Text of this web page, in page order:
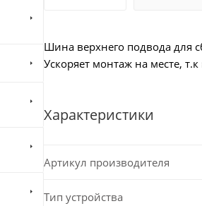
Шина верхнего подвода для
Ускоряет монтаж на месте,
Характеристики
Артикул производителя
Тип устройства